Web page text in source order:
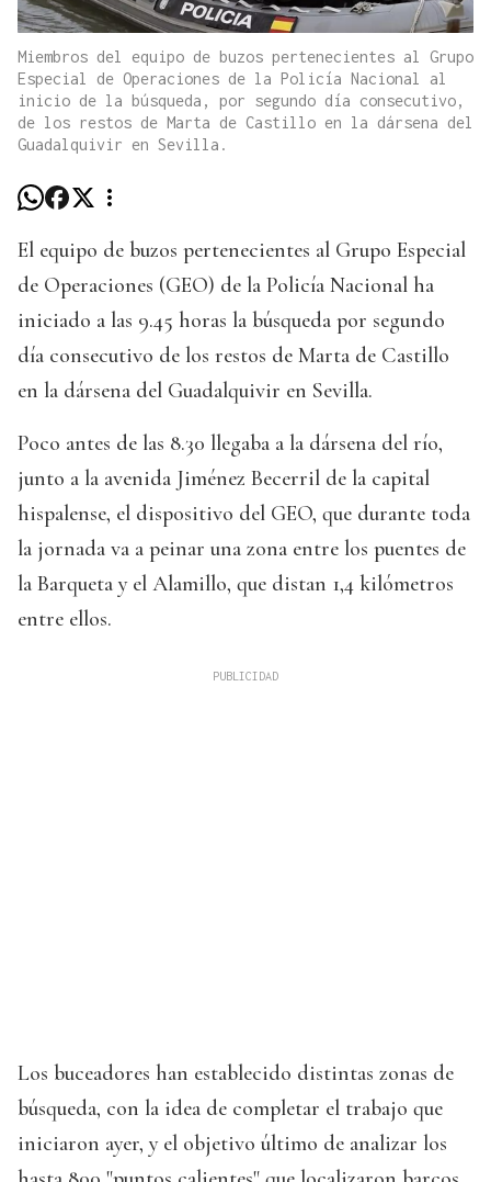
Miembros del equipo de buzos pertenecientes al Grupo
Especial de Operaciones de la Policía Nacional al
inicio de la búsqueda, por segundo día consecutivo,
de los restos de Marta de Castillo en la dársena del
Guadalquivir en Sevilla.
El equipo de buzos pertenecientes al Grupo Especial
de Operaciones (GEO) de la Policía Nacional ha
iniciado a las 9.45 horas la búsqueda por segundo
día consecutivo de los restos de Marta de Castillo
en la dársena del Guadalquivir en Sevilla.
Poco antes de las 8.30 llegaba a la dársena del río,
junto a la avenida Jiménez Becerril de la capital
hispalense, el dispositivo del GEO, que durante toda
la jornada va a peinar una zona entre los puentes de
la Barqueta y el Alamillo, que distan 1,4 kilómetros
entre ellos.
Los buceadores han establecido distintas zonas de
búsqueda, con la idea de completar el trabajo que
iniciaron ayer, y el objetivo último de analizar los